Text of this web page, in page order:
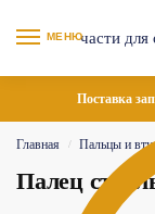
МЕНЮ
Поставка
Главная / Пальцы и
Палец